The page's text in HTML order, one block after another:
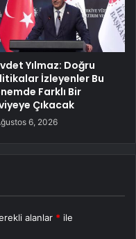
Yılmaz: Doğru
İzleyenler Bu
Farklı Bir
Çıkacak
6, 2026
alanlar * ile